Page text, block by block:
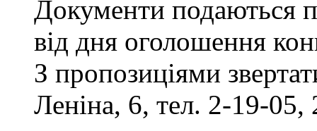
Документи подаються
від дня оголошення
З пропозиціями
Леніна, 6, тел. 2-19-05,